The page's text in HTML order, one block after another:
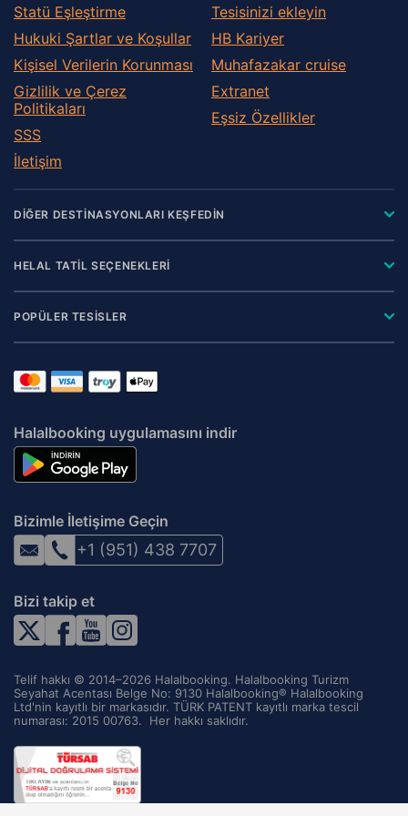
Monmouth
Narberth
Neath
Newcastle Emlyn
Newport
Pembroke
Pembroke Dock
Penarth
Pencader
Pontyclun
Pontypool
Pontypridd
Port Talbot
Porthcawl
Rhayader
Swansea
Tenby
Treorchy
Usk
Statü Eşleştirme
Hukuki Şartlar ve Koşullar
Kişisel Verilerin Korunması
Gizlilik ve Çerez
Politikaları
SSS
İletişim
Tesisinizi ekleyin
HB Kariyer
Muhafazakar сruise
Extranet
Eşsiz Özellikler
DİĞER DESTİNASYONLARI KEŞFEDİN
HELAL TATİL SEÇENEKLERİ
POPÜLER TESİSLER
Halalbooking uygulamasını indir
Bizimle İletişime Geçin
+1 (951) 438 7707
Bizi takip et
Telif hakkı © 2014–2026 Halalbooking. Halalbooking Turizm
Seyahat Acentası Belge No: 9130 Halalbooking® Halalbooking
Ltd'nin kayıtlı bir markasıdır. TÜRK PATENT kayıtlı marka tescil
numarası: 2015 00763. ‌ Her hakkı saklıdır.